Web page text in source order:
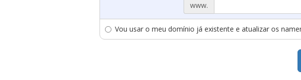
www.
Vou usar o meu domínio já existente e atualizar os